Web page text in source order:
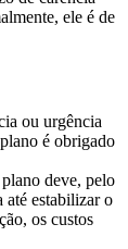
ele é de
ou urgência
é obrigado
deve, pelo
até estabilizar o
os custos